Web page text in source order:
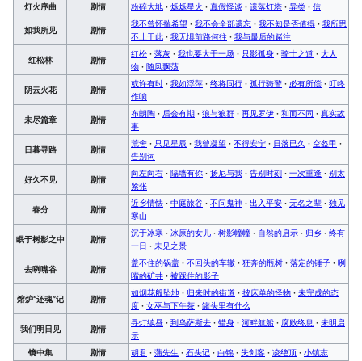
灯火序曲
剧情 粉碎大地 · 烁烁星火 · 真假怪谈 · 遗落灯塔 · 异类 · 信
如我所见 剧情
我不曾怀揣希望 · 我不会全部遗忘 · 我不知是否值得 · 我所思
不止于此 · 我无惧前路何往 · 我与最后的赌注
红松林 剧情
红松 · 落灰 · 我也要大干一场 · 只影孤身 · 骑士之道 · 大人
物 · 随风飘荡
阴云火花 剧情
或许有时 · 我如浮萍 · 终将同行 · 孤行骑警 · 必有所偿 · 叮咚
作响
未尽篇章 剧情
布朗陶 · 后会有期 · 狼与狼群 · 再见罗伊 · 和而不同 · 真实故
事
日暮寻路 剧情
荒舍 · 只见星辰 · 我曾凝望 · 不得安宁 · 日落已久 · 空盔甲 ·
告别词
好久不见 剧情
向左向右 · 隔墙有你 · 扬尼与我 · 告别时刻 · 一次重逢 · 别太
紧张
春分 剧情
近乡情怯 · 中庭旅谷 · 不问鬼神 · 出入平安 · 无名之辈 · 独见
寒山
眠于树影之中 剧情
沉于冰寒 · 冰原的女儿 · 树影幢幢 · 自然的启示 · 归乡 · 终有
一日 · 未见之景
去咧嘴谷 剧情
盖不住的锅盖 · 不回头的车辙 · 狂奔的瓶树 · 落定的锤子 · 咧
嘴的矿井 · 被踩住的影子
熔炉“还魂”记 剧情
如烟花般坠地 · 归来时的街道 · 披床单的怪物 · 未完成的态
度 · 女巫与下午茶 · 罐头里有什么
我们明日见 剧情
寻灯续昼 · 到乌萨斯去 · 错身 · 河畔航船 · 腐败终息 · 未明启
示
镜中集
剧情 胡君 · 蒲先生 · 石头记 · 白锦 · 失剑客 · 凌绝顶 · 小镇志